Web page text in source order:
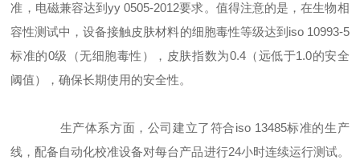
准，电磁兼容达到yy 0505-2012要求。值得注意的是，在生物相
容性测试中，设备接触皮肤材料的细胞毒性等级达到iso 10993-5
标准的0级（无细胞毒性），皮肤指数为0.4（远低于1.0的安全
阈值），确保长期使用的安全性。
生产体系方面，公司建立了符合iso 13485标准的生产
线，配备自动化校准设备对每台产品进行24小时连续运行测试。